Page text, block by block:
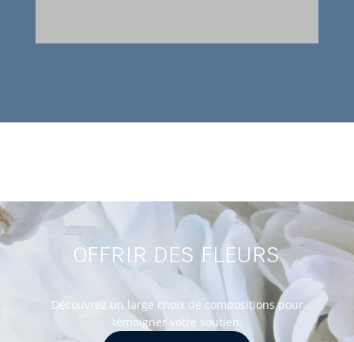
OFFRIR DES FLEURS
Découvrez un large choix de compositions pour
témoigner votre soutien.